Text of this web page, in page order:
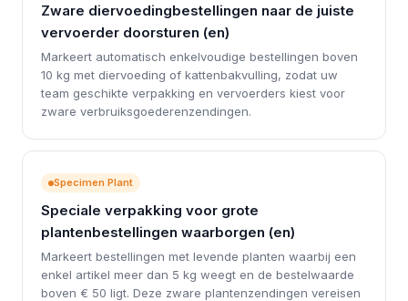
Zware diervoedingbestellingen naar de juiste
vervoerder doorsturen (en)
Markeert automatisch enkelvoudige bestellingen boven
10 kg met diervoeding of kattenbakvulling, zodat uw
team geschikte verpakking en vervoerders kiest voor
zware verbruiksgoederenzendingen.
Specimen Plant
Speciale verpakking voor grote
plantenbestellingen waarborgen (en)
Markeert bestellingen met levende planten waarbij een
enkel artikel meer dan 5 kg weegt en de bestelwaarde
boven € 50 ligt. Deze zware plantenzendingen vereisen